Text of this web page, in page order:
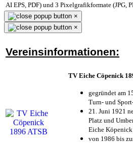
AI EPS, PDF) und 3 Pixelgrafikformate (JPG,
×
×
Vereinsinformationen:
TV Eiche Cöpenick
gegründet am
Turn- und
21. Juni 1921
Platz und
Eiche Köpenick
von 1986 bis